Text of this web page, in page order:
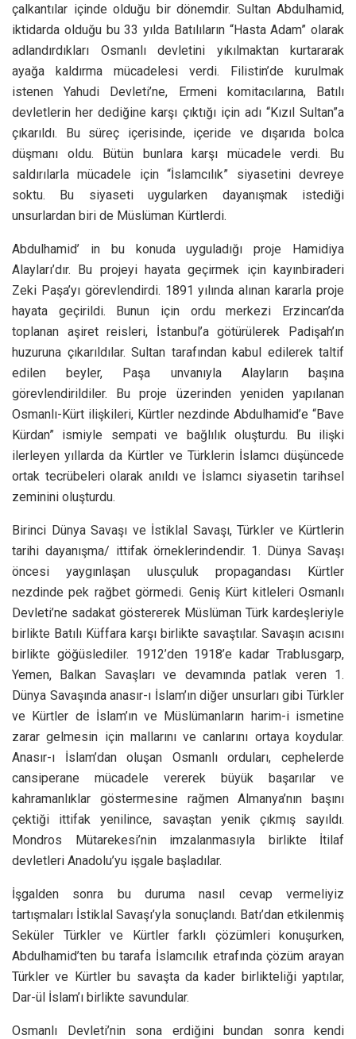
çalkantılar içinde olduğu bir dönemdir. Sultan Abdulhamid,
iktidarda olduğu bu 33 yılda Batılıların “Hasta Adam” olarak
adlandırdıkları Osmanlı devletini yıkılmaktan kurtararak
ayağa kaldırma mücadelesi verdi. Filistin’de kurulmak
istenen Yahudi Devleti’ne, Ermeni komitacılarına, Batılı
devletlerin her dediğine karşı çıktığı için adı “Kızıl Sultan”a
çıkarıldı. Bu süreç içerisinde, içeride ve dışarıda bolca
düşmanı oldu. Bütün bunlara karşı mücadele verdi. Bu
saldırılarla mücadele için “İslamcılık” siyasetini devreye
soktu. Bu siyaseti uygularken dayanışmak istediği
unsurlardan biri de Müslüman Kürtlerdi.
Abdulhamid’ in bu konuda uyguladığı proje Hamidiya
Alayları’dır. Bu projeyi hayata geçirmek için kayınbiraderi
Zeki Paşa’yı görevlendirdi. 1891 yılında alınan kararla proje
hayata geçirildi. Bunun için ordu merkezi Erzincan’da
toplanan aşiret reisleri, İstanbul’a götürülerek Padişah’ın
huzuruna çıkarıldılar. Sultan tarafından kabul edilerek taltif
edilen beyler, Paşa unvanıyla Alayların başına
görevlendirildiler. Bu proje üzerinden yeniden yapılanan
Osmanlı-Kürt ilişkileri, Kürtler nezdinde Abdulhamid’e “Bave
Kürdan” ismiyle sempati ve bağlılık oluşturdu. Bu ilişki
ilerleyen yıllarda da Kürtler ve Türklerin İslamcı düşüncede
ortak tecrübeleri olarak anıldı ve İslamcı siyasetin tarihsel
zeminini oluşturdu.
Birinci Dünya Savaşı ve İstiklal Savaşı, Türkler ve Kürtlerin
tarihi dayanışma/ ittifak örneklerindendir. 1. Dünya Savaşı
öncesi yaygınlaşan ulusçuluk propagandası Kürtler
nezdinde pek rağbet görmedi. Geniş Kürt kitleleri Osmanlı
Devleti’ne sadakat göstererek Müslüman Türk kardeşleriyle
birlikte Batılı Küffara karşı birlikte savaştılar. Savaşın acısını
birlikte göğüslediler. 1912’den 1918’e kadar Trablusgarp,
Yemen, Balkan Savaşları ve devamında patlak veren 1.
Dünya Savaşında anasır-ı İslam’ın diğer unsurları gibi Türkler
ve Kürtler de İslam’ın ve Müslümanların harim-i ismetine
zarar gelmesin için mallarını ve canlarını ortaya koydular.
Anasır-ı İslam’dan oluşan Osmanlı orduları, cephelerde
cansiperane mücadele vererek büyük başarılar ve
kahramanlıklar göstermesine rağmen Almanya’nın başını
çektiği ittifak yenilince, savaştan yenik çıkmış sayıldı.
Mondros Mütarekesi’nin imzalanmasıyla birlikte İtilaf
devletleri Anadolu’yu işgale başladılar.
İşgalden sonra bu duruma nasıl cevap vermeliyiz
tartışmaları İstiklal Savaşı’yla sonuçlandı. Batı’dan etkilenmiş
Seküler Türkler ve Kürtler farklı çözümleri konuşurken,
Abdulhamid’ten bu tarafa İslamcılık etrafında çözüm arayan
Türkler ve Kürtler bu savaşta da kader birlikteliği yaptılar,
Dar-ül İslam’ı birlikte savundular.
Osmanlı Devleti’nin sona erdiğini bundan sonra kendi